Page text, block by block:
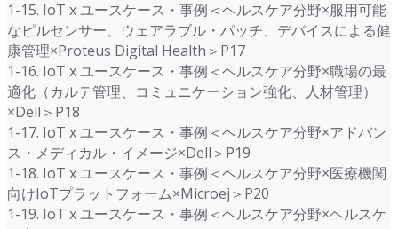
1-15. IoT x ユースケース・事例＜ヘルスケア分野×服用可能
なピルセンサー、ウェアラブル・パッチ、デバイスによる健
康管理×Proteus Digital Health＞P17
1-16. IoT x ユースケース・事例＜ヘルスケア分野×職場の最
適化（カルテ管理、コミュニケーション強化、人材管理）
×Dell＞P18
1-17. IoT x ユースケース・事例＜ヘルスケア分野×アドバン
ス・メディカル・イメージ×Dell＞P19
1-18. IoT x ユースケース・事例＜ヘルスケア分野×医療機関
向けIoTプラットフォーム×Microej＞P20
1-19. IoT x ユースケース・事例＜ヘルスケア分野×ヘルスケ